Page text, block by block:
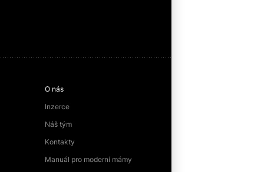
O nás
Inzerce
Náš tým
Kontakty
Manuál pro moderní mámy